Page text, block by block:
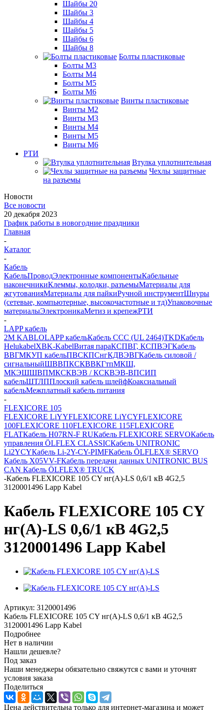
Шайбы 20
Шайбы 3
Шайбы 4
Шайбы 5
Шайбы 6
Шайбы 8
Болты пластиковые
Болты М3
Болты М4
Болты М5
Болты М6
Винты пластиковые
Винты М2
Винты М3
Винты М4
Винты М5
Винты М6
РТИ
Втулка уплотнительная
Чехлы защитные
на разъемы
Новости
Все новости
20 декабря 2023
График работы в новогодние праздники
Главная
-
Каталог
-
Кабель
КабельПроводЭлектронные компонентыКабельные
наконечникиКлеммы, колодки, разъемыМатериалы для
жгутованияМатериалы для пайкиРучной инструментШнуры
(сетевые, компьютерные, высокочастотные и тд)Упаковочные
материалыЭлектроникаМетиз и крепежРТИ
-
LAPP кабель
2M KABLOLAPP кабельКабель CCC (UL 2464)TKDКабель
HelukabelXBK-KabelВитая параКСПВГ, КСПВЭГКабель
ВВГМКУП кабельПВСКПСнгКДВЭВГКабель силовой /
сигнальныйШВВПКСКВВКГтпМКШ,
МКЭШШВПМКСКВЭВ / КСКВЭВ-ВПСИП
кабельШТЛППлоский кабель шлейфКоаксиальный
кабельМежплатный кабель питания
-
FLEXICORE 105
FLEXICORE LiYYFLEXICORE LiYCYFLEXICORE
100FLEXICORE 110FLEXICORE 115FLEXICORE
FLATКабель H07RN-F RUКабель FLEXICORE SERVOКабель
управления ÖLFLEX CLASSICКабель UNITRONIC
Li2YCYКабель Li-2Y-CY-PIMFКабель ÖLFLEX® SERVO
Кабель X05VV-FКабель передачи данных UNITRONIC BUS
CAN Кабель ÖLFLEX® TRUCK
-Кабель FLEXICORE 105 CY нг(А)-LS 0,6/1 кВ 4G2,5
3120001496 Lapp Kabel
Кабель FLEXICORE 105 CY
нг(А)-LS 0,6/1 кВ 4G2,5
3120001496 Lapp Kabel
Артикул: 3120001496
Кабель FLEXICORE 105 CY нг(А)-LS 0,6/1 кВ 4G2,5
3120001496 Lapp Kabel
Подробнее
Нет в наличии
Нашли дешевле?
Под заказ
Наши менеджеры обязательно свяжутся с вами и уточнят
условия заказа
Поделиться
Цена действительна только для интернет-магазина и может